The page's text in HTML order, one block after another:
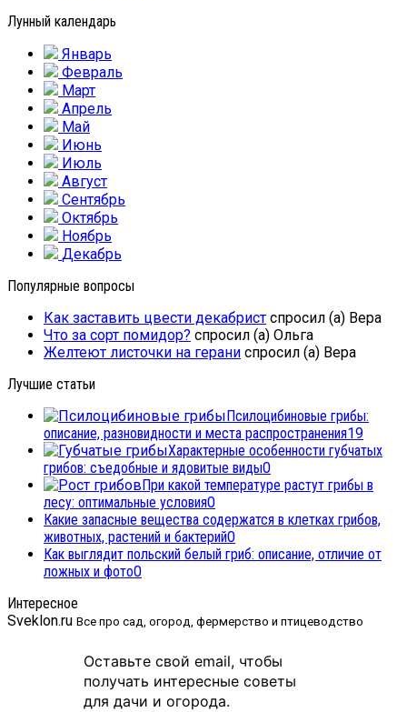
Лунный календарь
Январь
Февраль
Март
Апрель
Май
Июнь
Июль
Август
Сентябрь
Октябрь
Ноябрь
Декабрь
Популярные вопросы
Как заставить цвести декабрист спросил (а) Вера
Что за сорт помидор? спросил (а) Ольга
Желтеют листочки на герани спросил (а) Вера
Лучшие статьи
Псилоцибиновые грибы:
описание, разновидности и места распространения19
Характерные особенности губчатых
грибов: съедобные и ядовитые виды0
При какой температуре растут грибы в
лесу: оптимальные условия0
Какие запасные вещества содержатся в клетках грибов,
животных, растений и бактерий0
Как выглядит польский белый гриб: описание, отличие от
ложных и фото0
Интересное
Sveklon.ru Все про сад, огород, фермерство и птицеводство
Оставьте свой email, чтобы
получать интересные советы
для дачи и огорода.